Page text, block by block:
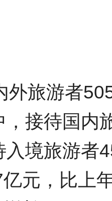
外旅游者
，接待国内
入境旅游者
元，比上